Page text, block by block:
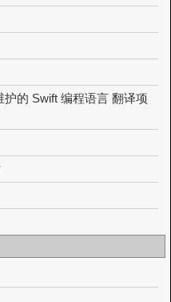
护的 Swift 编程语言 翻译项